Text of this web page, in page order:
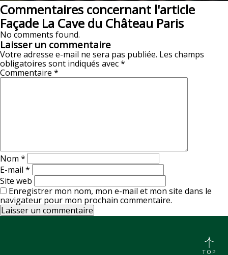
Commentaires concernant l'article
Façade La Cave du Château Paris
No comments found.
Laisser un commentaire
Votre adresse e-mail ne sera pas publiée. Les champs
obligatoires sont indiqués avec*
Commentaire *
Nom *
E-mail *
Site web
Enregistrer mon nom, mon e-mail et mon site dans le
navigateur pour mon prochain commentaire.
TOP